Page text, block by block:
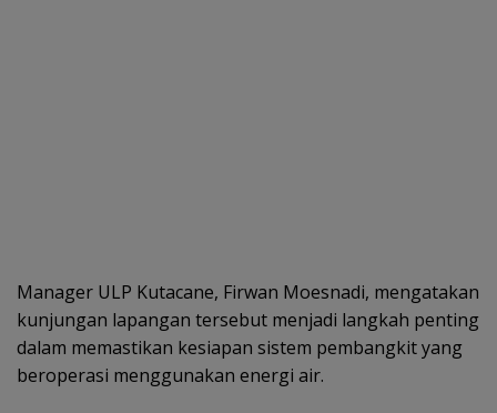
Manager ULP Kutacane, Firwan Moesnadi, mengatakan
kunjungan lapangan tersebut menjadi langkah penting
dalam memastikan kesiapan sistem pembangkit yang
beroperasi menggunakan energi air.